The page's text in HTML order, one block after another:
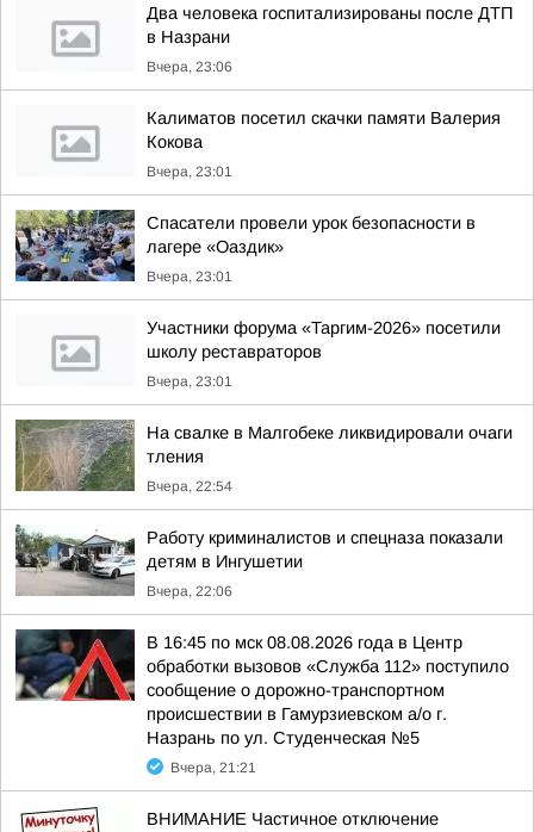
Два человека госпитализированы после ДТП
в Назрани
Вчера, 23:06
Калиматов посетил скачки памяти Валерия
Кокова
Вчера, 23:01
Спасатели провели урок безопасности в
лагере «Оаздик»
Вчера, 23:01
Участники форума «Таргим-2026» посетили
школу реставраторов
Вчера, 23:01
На свалке в Малгобеке ликвидировали очаги
тления
Вчера, 22:54
Работу криминалистов и спецназа показали
детям в Ингушетии
Вчера, 22:06
В 16:45 по мск 08.08.2026 года в Центр
обработки вызовов «Служба 112» поступило
сообщение о дорожно-транспортном
происшествии в Гамурзиевском а/о г.
Назрань по ул. Студенческая №5
Вчера, 21:21
ВНИМАНИЕ Частичное отключение